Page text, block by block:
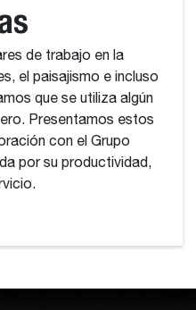
de trabajo en la
el paisajismo e incluso
que se utiliza algún
Presentamos estos
con el Grupo
por su productividad,